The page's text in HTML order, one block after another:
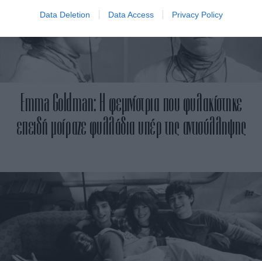
Data Deletion Data Access Privacy Policy
Emma Goldman: Η φεμινίστρια που φυλακίστηκε
επειδή μοίραζε φυλλάδια υπέρ της αντισύλληψης